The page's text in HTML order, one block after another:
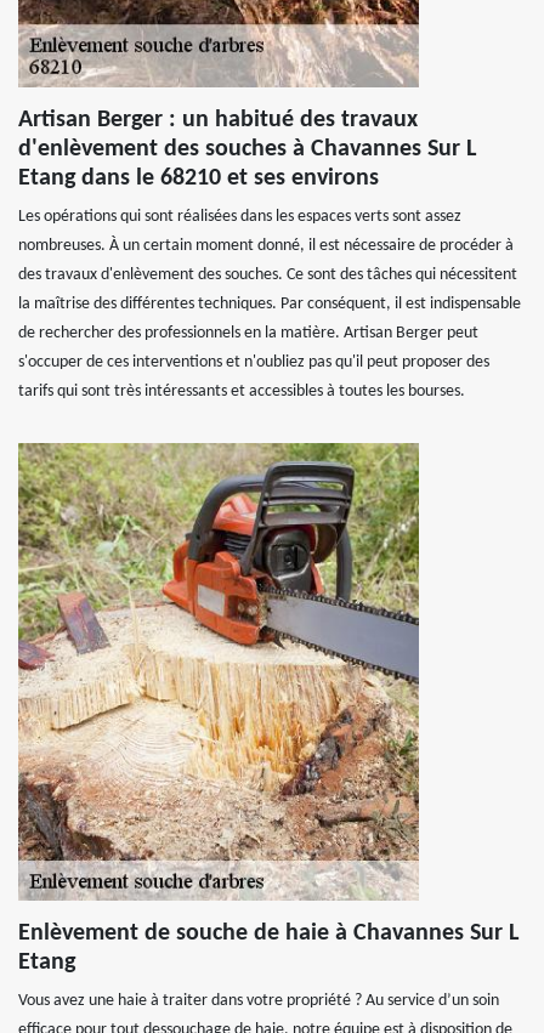
Artisan Berger : un habitué des travaux
d'enlèvement des souches à Chavannes Sur L
Etang dans le 68210 et ses environs
Les opérations qui sont réalisées dans les espaces verts sont assez
nombreuses. À un certain moment donné, il est nécessaire de procéder à
des travaux d'enlèvement des souches. Ce sont des tâches qui nécessitent
la maîtrise des différentes techniques. Par conséquent, il est indispensable
de rechercher des professionnels en la matière. Artisan Berger peut
s'occuper de ces interventions et n'oubliez pas qu'il peut proposer des
tarifs qui sont très intéressants et accessibles à toutes les bourses.
Enlèvement de souche de haie à Chavannes Sur L
Etang
Vous avez une haie à traiter dans votre propriété ? Au service d’un soin